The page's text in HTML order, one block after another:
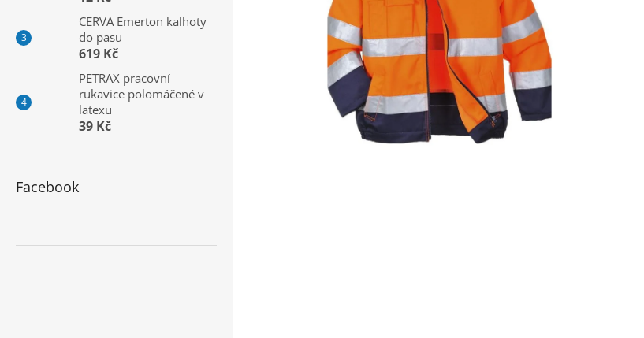
CERVA Emerton kalhoty
do pasu
619 Kč
PETRAX pracovní
rukavice polomáčené v
latexu
39 Kč
Facebook